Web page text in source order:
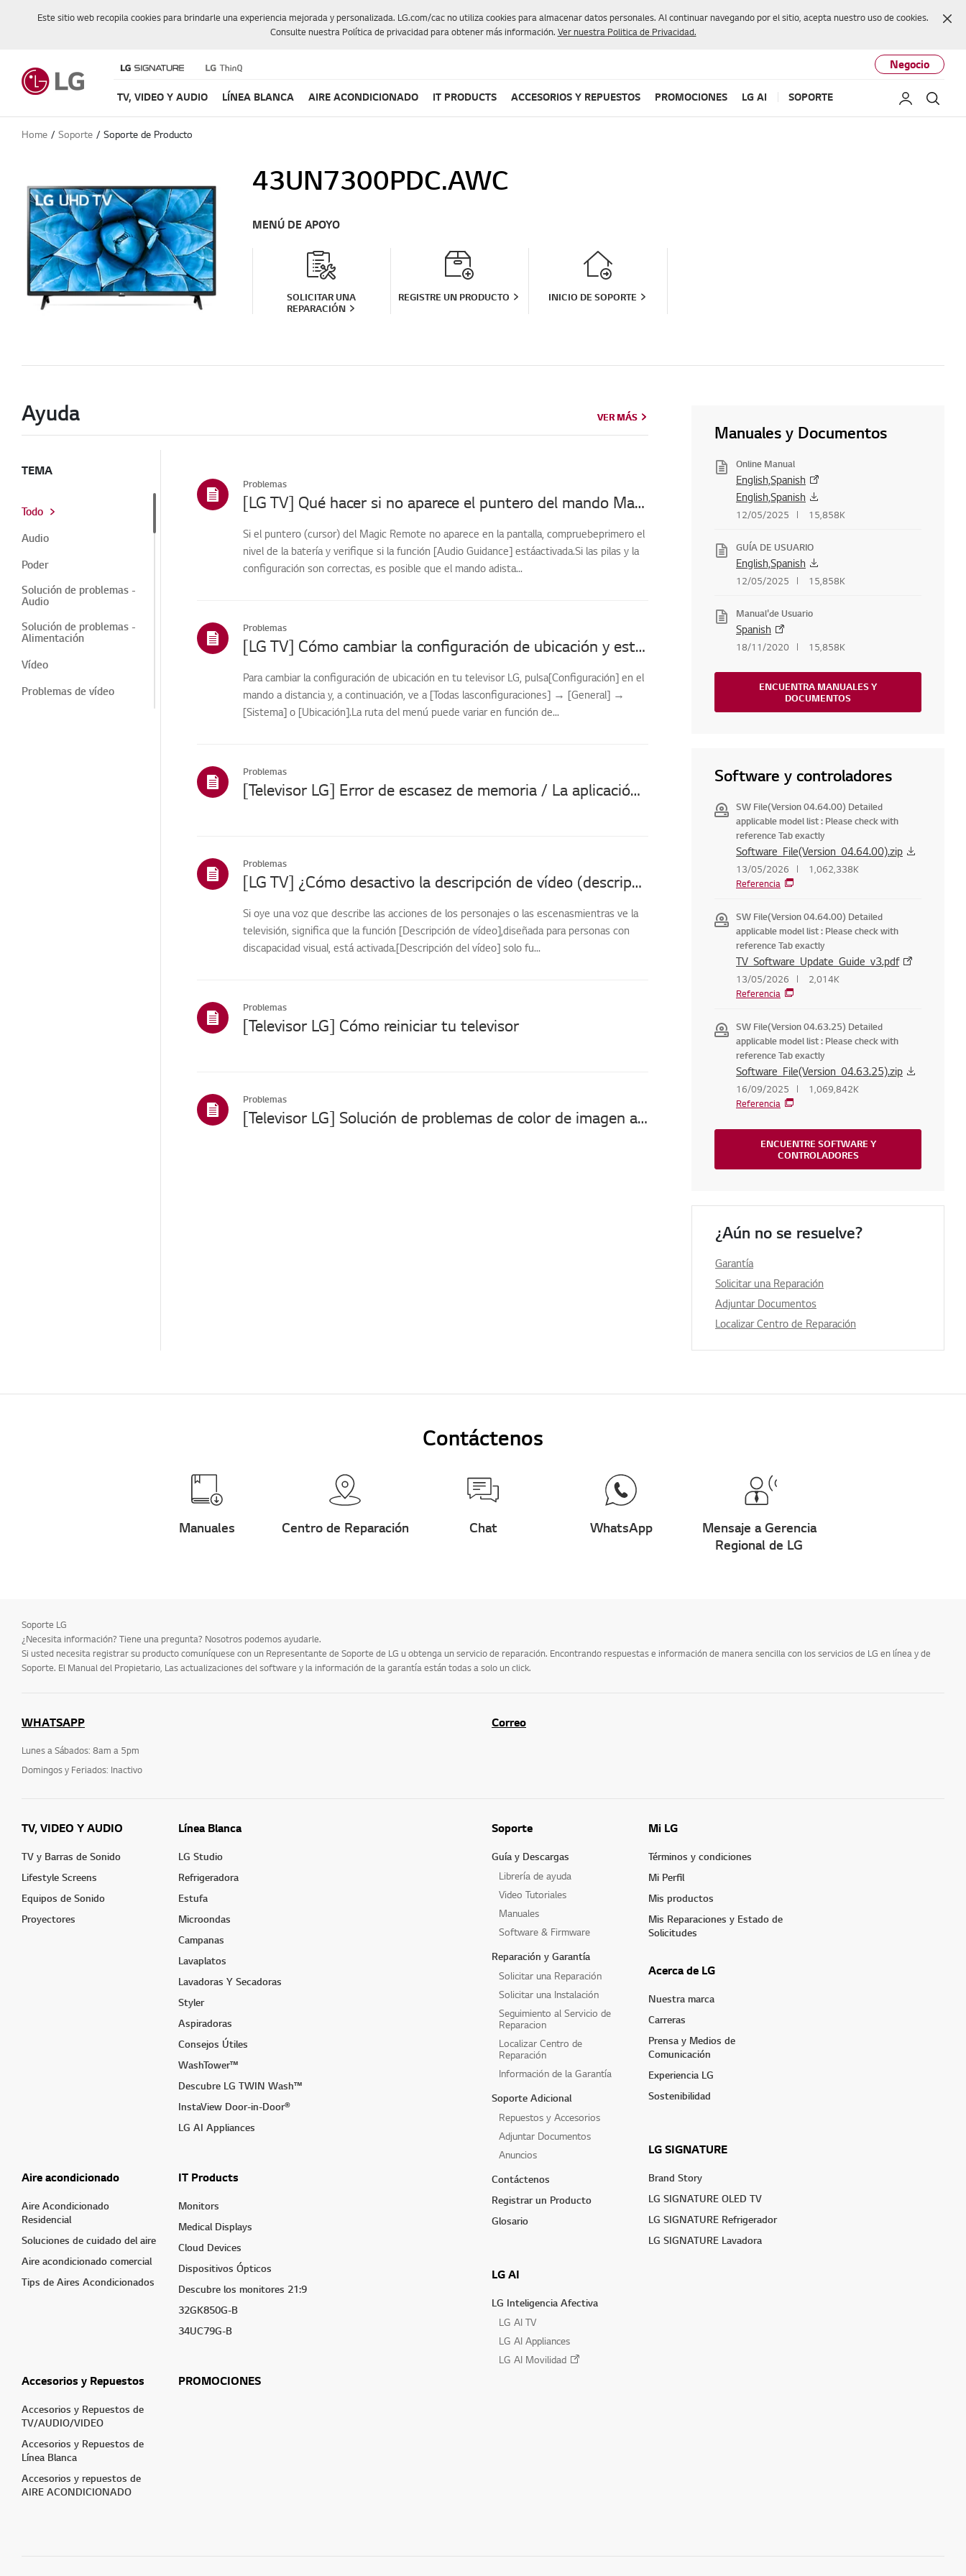
Este sitio web recopila cookies para brindarle una experiencia mejorada y personalizada. LG.com/cac no utiliza cookies para almacenar datos personales. Al continuar navegando por el sitio, acepta nuestro uso de cookies.
Consulte nuestra Política de privacidad para obtener más información. Ver nuestra Politica de Privacidad.
Negocio
TV, VIDEO Y AUDIO LÍNEA BLANCA AIRE ACONDICIONADO IT PRODUCTS ACCESORIOS Y REPUESTOS PROMOCIONES LG AI SOPORTE Mi LG
Home Soporte Soporte de Producto
43UN7300PDC.AWC
MENÚ DE APOYO
SOLICITAR UNA
REPARACIÓN
REGISTRE UN PRODUCTO INICIO DE SOPORTE
Ayuda VER MÁS
TEMA
Todo
Audio
Poder
Solución de problemas -
Audio
Solución de problemas -
Alimentación
Vídeo
Problemas de vídeo
Conexiones
Otros
Problemas
[LG TV] Qué hacer si no aparece el puntero del mando Magic Remote
Si el puntero (cursor) del Magic Remote no aparece en la pantalla, compruebeprimero el
nivel de la batería y verifique si la función [Audio Guidance] estáactivada.Si las pilas y la
configuración son correctas, es posible que el mando adista...
Problemas
[LG TV] Cómo cambiar la configuración de ubicación y establecer el país de los servicios LG
Para cambiar la configuración de ubicación en tu televisor LG, pulsa[Configuración] en el
mando a distancia y, a continuación, ve a [Todas lasconfiguraciones] → [General] →
[Sistema] o [Ubicación].La ruta del menú puede variar en función de...
Problemas
[Televisor LG] Error de escasez de memoria / La aplicación no se ejecuta
Problemas
[LG TV] ¿Cómo desactivo la descripción de vídeo (descripción de audio)?
Si oye una voz que describe las acciones de los personajes o las escenasmientras ve la
televisión, significa que la función [Descripción de vídeo],diseñada para personas con
discapacidad visual, está activada.[Descripción del vídeo] solo fu...
Problemas
[Televisor LG] Cómo reiniciar tu televisor
Problemas
[Televisor LG] Solución de problemas de color de imagen anormal: la pantalla se muestra en azul o rojo
VER MÁS
Manuales y Documentos
Online Manual
English,Spanish
English,Spanish
12/05/2025 15,858K
GUÍA DE USUARIO
English,Spanish
12/05/2025 15,858K
Manual'de Usuario
Spanish
18/11/2020 15,858K
ENCUENTRA MANUALES Y
DOCUMENTOS
Software y controladores
SW File(Version 04.64.00) Detailed
applicable model list : Please check with
reference Tab exactly
Software_File(Version_04.64.00).zip
13/05/2026
1,062,338K
Referencia
SW File(Version 04.64.00) Detailed
applicable model list : Please check with
reference Tab exactly
TV_Software_Update_Guide_v3.pdf
13/05/2026
2,014K
Referencia
SW File(Version 04.63.25) Detailed
applicable model list : Please check with
reference Tab exactly
Software_File(Version_04.63.25).zip
16/09/2025
1,069,842K
Referencia
ENCUENTRE SOFTWARE Y
CONTROLADORES
¿Aún no se resuelve?
Garantía
Solicitar una Reparación
Adjuntar Documentos
Localizar Centro de Reparación
Contáctenos
Manuales Centro de Reparación Chat WhatsApp
Mensaje a Gerencia
Regional de LG
Soporte LG
¿Necesita información? Tiene una pregunta? Nosotros podemos ayudarle.
Si usted necesita registrar su producto comuníquese con un Representante de Soporte de LG u obtenga un servicio de reparación. Encontrando respuestas e información de manera sencilla con los servicios de LG en línea y de
Soporte. El Manual del Propietario, Las actualizaciones del software y la información de la garantía están todas a solo un click.
WHATSAPP
Lunes a Sábados: 8am a 5pm
Domingos y Feriados: Inactivo
Correo
TV, VIDEO Y AUDIO
TV y Barras de Sonido
Lifestyle Screens
Equipos de Sonido
Proyectores
Línea Blanca
LG Studio
Refrigeradora
Estufa
Microondas
Campanas
Lavaplatos
Lavadoras Y Secadoras
Styler
Aspiradoras
Consejos Útiles
WashTower™
Descubre LG TWIN Wash™
InstaView Door-in-Door®
LG AI Appliances
Aire acondicionado
Aire Acondicionado
Residencial
Soluciones de cuidado del aire
Aire acondicionado comercial
Tips de Aires Acondicionados
IT Products
Monitors
Medical Displays
Cloud Devices
Dispositivos Ópticos
Descubre los monitores 21:9
32GK850G-B
34UC79G-B
Accesorios y Repuestos
Accesorios y Repuestos de
TV/AUDIO/VIDEO
Accesorios y Repuestos de
Línea Blanca
Accesorios y repuestos de
AIRE ACONDICIONADO
PROMOCIONES
Soporte
Guía y Descargas
Librería de ayuda
Video Tutoriales
Manuales
Software & Firmware
Reparación y Garantía
Solicitar una Reparación
Solicitar una Instalación
Seguimiento al Servicio de
Reparacion
Localizar Centro de
Reparación
Información de la Garantía
Soporte Adicional
Repuestos y Accesorios
Adjuntar Documentos
Anuncios
Contáctenos
Registrar un Producto
Glosario
LG AI
LG Inteligencia Afectiva
LG AI TV
LG AI Appliances
LG AI Movilidad
Mi LG
Términos y condiciones
Mi Perfil
Mis productos
Mis Reparaciones y Estado de
Solicitudes
Acerca de LG
Nuestra marca
Carreras
Prensa y Medios de
Comunicación
Experiencia LG
Sostenibilidad
LG SIGNATURE
Brand Story
LG SIGNATURE OLED TV
LG SIGNATURE Refrigerador
LG SIGNATURE Lavadora